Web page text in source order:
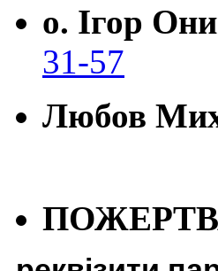
о. Ігор
31-57
Любов